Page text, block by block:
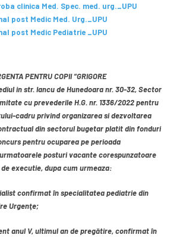
clinica Med. Spec. med. urg._UPU
post Medic Med. Urg._UPU
post Medic Pediatrie _UPU
PENTRU COPII “GRIGORE
in str. Iancu de Hunedoara nr. 30-32, Sector
cu prevederile H.G. nr. 1336/2022 pentru
cadru privind organizarea si dezvoltarea
din sectorul bugetar platit din fonduri
pentru ocuparea pe perioada
posturi vacante corespunzatoare
executie, dupa cum urmeaza:
confirmat în specialitatea pediatrie din
Urgenţe;
anul V, ultimul an de pregătire, confirmat în